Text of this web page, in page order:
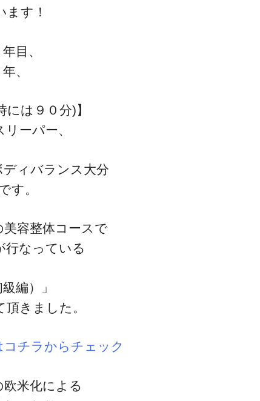
ます！
目、
、
には９０分)】
ーパー、
ディバランス大分
す。
美容整体コースで
行なっている
編）」
きました。
チラからチェック
米化による